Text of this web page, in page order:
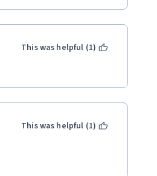
This was helpful (1)
This was helpful (1)